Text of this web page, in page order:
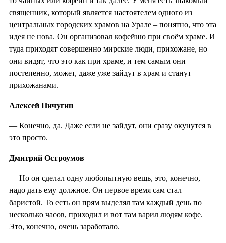
священник, который является настоятелем одного из
центральных городских храмов на Урале – понятно, что эта
идея не нова. Он организовал кофейню при своём храме. И
туда приходят совершенно мирские люди, прихожане, но
они видят, что это как при храме, и тем самым они
постепенно, может, даже уже зайдут в храм и станут
прихожанами.
Алексей Пичугин
— Конечно, да. Даже если не зайдут, они сразу окунутся в
это просто.
Дмитрий Остроумов
— Но он сделал одну любопытную вещь, это, конечно,
надо дать ему должное. Он первое время сам стал
баристой. То есть он прям выделял там каждый день по
несколько часов, приходил и вот там варил людям кофе.
Это, конечно, очень заработало.